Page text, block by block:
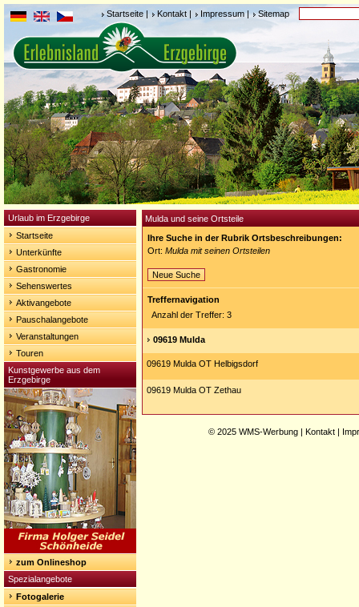
Startseite | Kontakt | Impressum| Sitemap
Urlaub im Erzgebirge
Startseite
Unterkünfte
Gastronomie
Sehenswertes
Aktivangebote
Pauschalangebote
Veranstaltungen
Touren
Kunstgewerbe aus dem
Erzgebirge
zum Onlineshop
Spezialangebote
Fotogalerie
Mulda und seine Ortsteile
Ihre Suche in der Rubrik Ortsbeschreibungen:
Ort: Mulda mit seinen Ortsteilen
Neue Suche
Treffernavigation
Anzahl der Treffer: 3
09619 Mulda
09619 Mulda OT Helbigsdorf
09619 Mulda OT Zethau
© 2025 WMS-Werbung | Kontakt |